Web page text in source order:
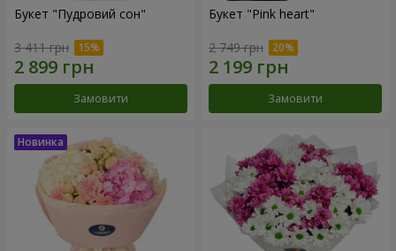
Букет "Пудровий сон"
3 411 грн
Замовити
Букет "Pink heart"
2 749 грн
Замовити